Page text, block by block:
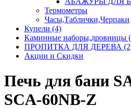
Термометры
Часы,Таблички,Черпаки
Купели (4)
Каминные наборы,дровницы
ПРОПИТКА ДЛЯ ДЕРЕВА
Акции и Скидки
Печь для бани
SCA-60NB-Z